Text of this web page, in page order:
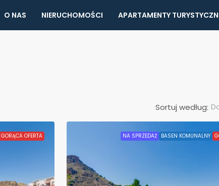
O NAS NIERUCHOMOŚCI APARTAMENTY
Sortuj według:
GORĄCA OFERTA NA SPRZEDAŻ BASEN KOMUNALNY